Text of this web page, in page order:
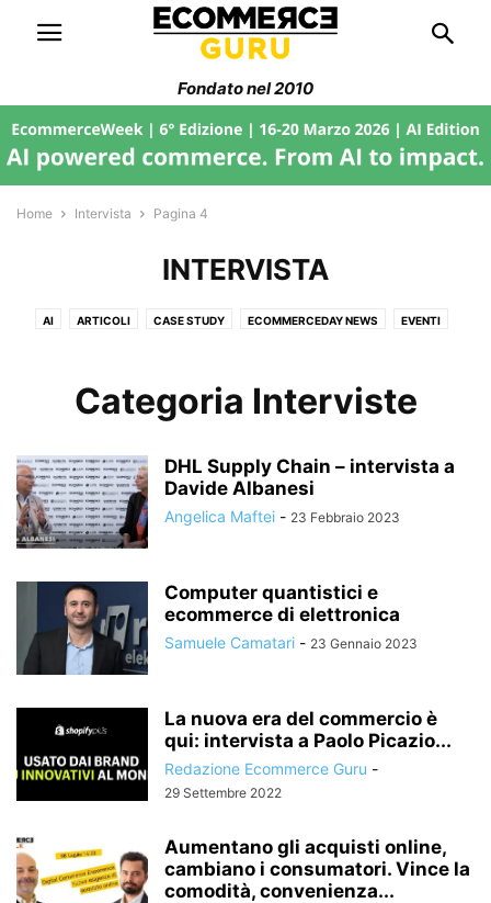
Fondato nel 2010
Home Intervista Pagina 4
INTERVISTA
AI ARTICOLI CASE STUDY ECOMMERCEDAY NEWS EVENTI
LEAN THINKING MANAGEMENT MARKETPLACE NEWS
SOCIAL & CONVERSATIONAL COMMERCE SOSTENIBILITÀ
STORIE DI AZIENDE ITALIANE STRATEGIE WEB DESIGN
TREND DI MERCATO USER EXPERIENCE UX DESIGN
Categoria Interviste
DHL Supply Chain – intervista a
Davide Albanesi
Angelica Maftei - 23 Febbraio 2023
Computer quantistici e
ecommerce di elettronica
Samuele Camatari - 23 Gennaio 2023
La nuova era del commercio è
qui: intervista a Paolo Picazio...
Redazione Ecommerce Guru -
29 Settembre 2022
Aumentano gli acquisti online,
cambiano i consumatori. Vince la
comodità, convenienza...